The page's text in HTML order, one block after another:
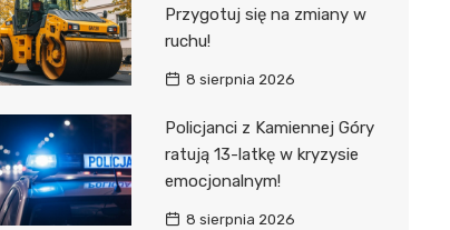
Przygotuj się na zmiany w
ruchu!
8 sierpnia 2026
Policjanci z Kamiennej Góry
ratują 13-latkę w kryzysie
emocjonalnym!
8 sierpnia 2026